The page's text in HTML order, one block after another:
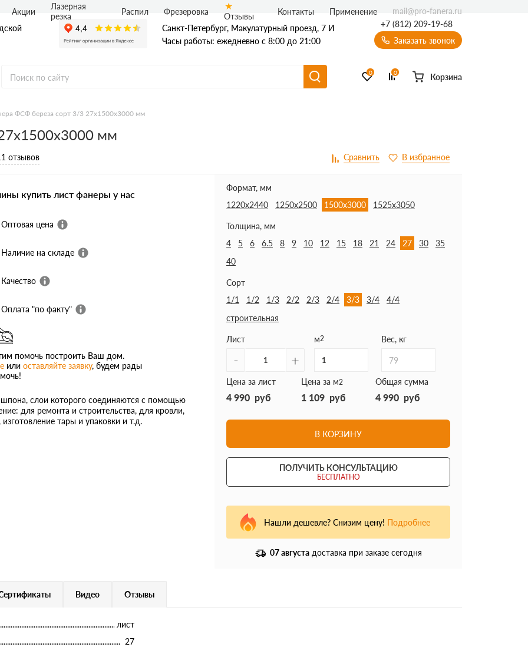
Санкт-Петербург, Макулатурный проезд, 7 И
Часы работы: ежедневно с 8:00 до 21:00
+7 (812) 209-19-68
Заказать звонок
фанера
фанера
0 0 Корзина
Акции
Лазерная
резка
Распил Фрезеровка Отзывы Контакты Применение mail@pro-fanera.ru
ФСФ береза сорт 3/3 27х1500х3000 мм
мм
отзывов
купить лист фанеры у нас
Оптовая цена
Наличие на складе
Качество
Оплата "по факту"
помочь построить Ваш дом.
или оставляйте заявку, будем рады
слои которого соединяются с помощью
для ремонта и строительства, для кровли,
тары и упаковки и т.д.
Формат, мм
1220х2440
1250х2500 1500х3000 1525х3050
Толщина, мм
4
5 6 6.5 8 9 10 12 15 18 21 24 27 30
35
40
Сорт
1/1
1/2 1/3 2/2 2/3 2/4 3/3 3/4
4/4
строительная
Лист
- +
м2 Вес, кг
79
Цена за лист
4 990 руб
Цена за м2
1 109 руб
Общая сумма
4 990 руб
В КОРЗИНУ
ПОЛУЧИТЬ КОНСУЛЬТАЦИЮ
БЕСПЛАТНО
Нашли дешевле? Снизим цену! Подробнее
07 августа доставка при заказе сегодня
Видео Отзывы
лист
27